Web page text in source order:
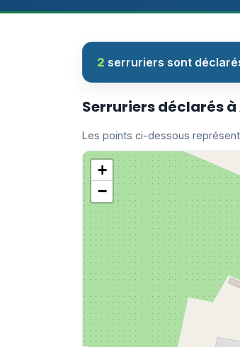
2 serruriers sont
Serruriers déclarés
Les points ci-dessous
+
−